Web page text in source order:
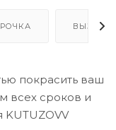
ВЫЗОВ
покрасить ваш
всех сроков и